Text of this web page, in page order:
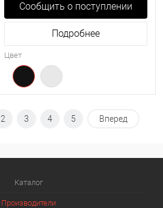
Сообщить о поступлении
Подробнее
Цвет
2 3 4 5 Вперед
Каталог
Производители